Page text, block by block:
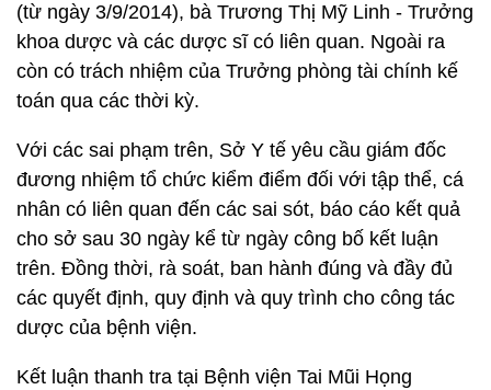
(từ ngày 3/9/2014), bà Trương Thị Mỹ Linh - Trưởng
khoa dược và các dược sĩ có liên quan. Ngoài ra
còn có trách nhiệm của Trưởng phòng tài chính kế
toán qua các thời kỳ.
Với các sai phạm trên, Sở Y tế yêu cầu giám đốc
đương nhiệm tổ chức kiểm điểm đối với tập thể, cá
nhân có liên quan đến các sai sót, báo cáo kết quả
cho sở sau 30 ngày kể từ ngày công bố kết luận
trên. Đồng thời, rà soát, ban hành đúng và đầy đủ
các quyết định, quy định và quy trình cho công tác
dược của bệnh viện.
Kết luận thanh tra tại Bệnh viện Tai Mũi Họng